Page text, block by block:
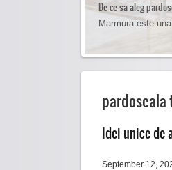
De ce sa aleg
Marmura este
Cum sa cureti
Curatarea
Idei unice de
September 12,